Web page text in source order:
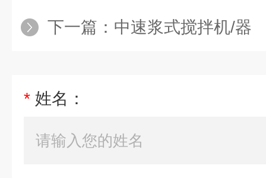
下一篇： 中速浆式搅拌机/器
* 姓名：